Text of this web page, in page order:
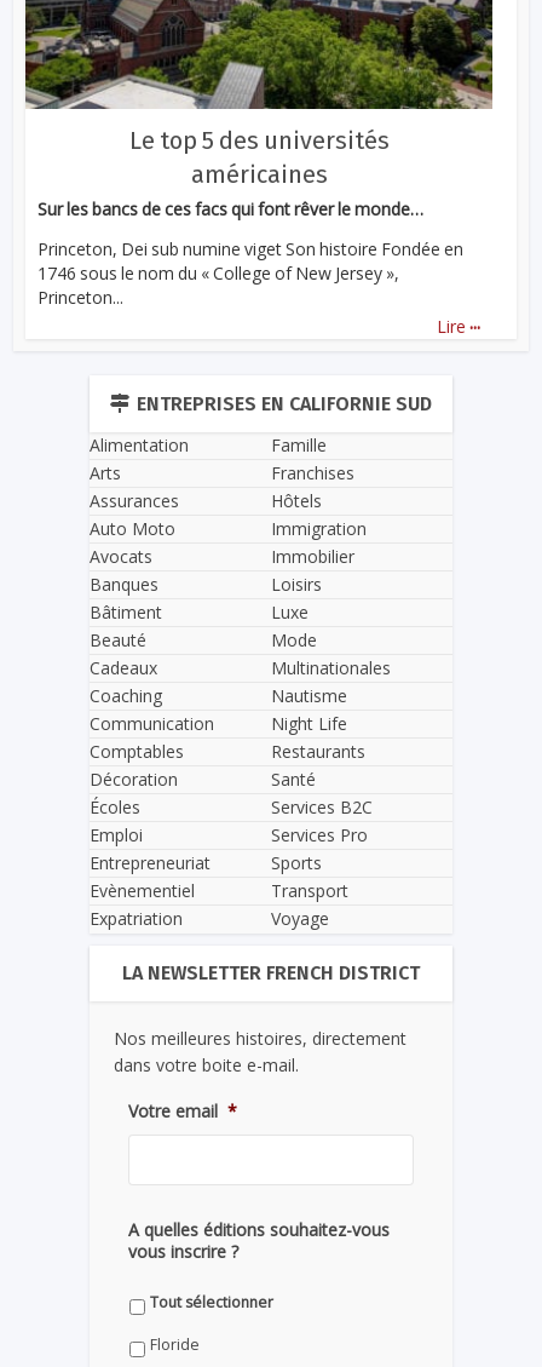
Le top 5 des universités
américaines
Sur les bancs de ces facs qui font rêver le monde…
Princeton, Dei sub numine viget Son histoire Fondée en
1746 sous le nom du « College of New Jersey »,
Princeton...
Lire ...
ENTREPRISES EN CALIFORNIE SUD
Alimentation
Arts
Assurances
Auto Moto
Avocats
Banques
Bâtiment
Beauté
Cadeaux
Coaching
Communication
Comptables
Décoration
Écoles
Emploi
Entrepreneuriat
Evènementiel
Expatriation
Famille
Franchises
Hôtels
Immigration
Immobilier
Loisirs
Luxe
Mode
Multinationales
Nautisme
Night Life
Restaurants
Santé
Services B2C
Services Pro
Sports
Transport
Voyage
LA NEWSLETTER FRENCH DISTRICT
Nos meilleures histoires, directement
dans votre boite e-mail.
Votre email *
A quelles éditions souhaitez-vous
vous inscrire ?
Tout sélectionner
Floride